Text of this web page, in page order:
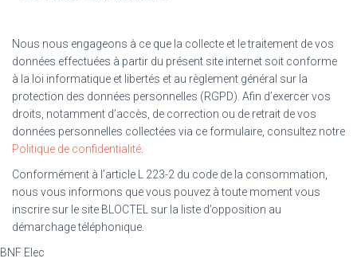
Nous nous engageons à ce que la collecte et le traitement de vos
données effectuées à partir du présent site internet soit conforme
à la loi informatique et libertés et au règlement général sur la
protection des données personnelles (RGPD). Afin d’exercer vos
droits, notamment d’accès, de correction ou de retrait de vos
données personnelles collectées via ce formulaire, consultez notre
Politique de confidentialité
Conformément à l’article L 223-2 du code de la consommation,
nous vous informons que vous pouvez à toute moment vous
inscrire sur le site BLOCTEL sur la liste d’opposition au
démarchage téléphonique.
BNF Elec